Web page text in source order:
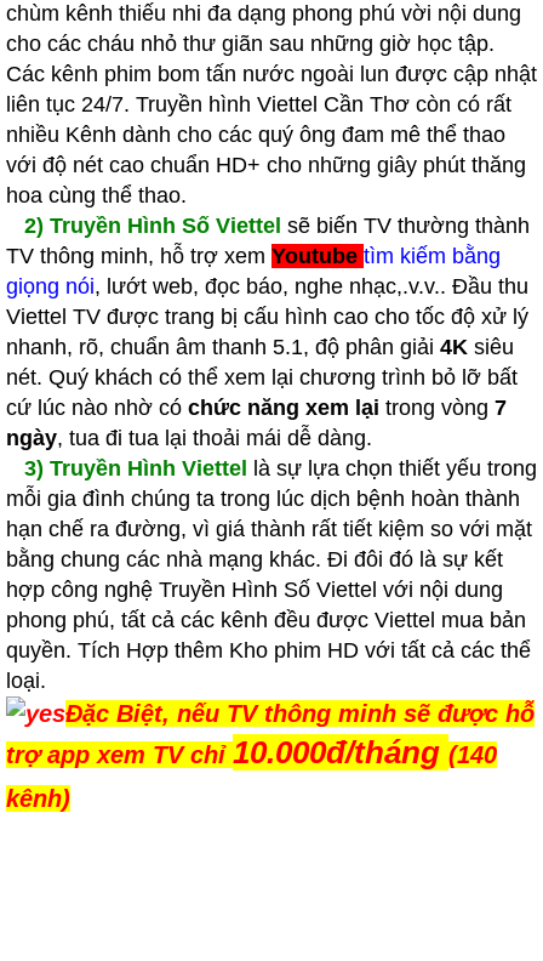
chùm kênh thiếu nhi đa dạng phong phú vời nội dung
cho các cháu nhỏ thư giãn sau những giờ học tập.
Các kênh phim bom tấn nước ngoài lun được cập nhật
liên tục 24/7. Truyền hình Viettel Cần Thơ còn có rất
nhiều Kênh dành cho các quý ông đam mê thể thao
với độ nét cao chuẩn HD+ cho những giây phút thăng
hoa cùng thể thao.
2) Truyền Hình Số Viettel sẽ biến TV thường thành
TV thông minh, hỗ trợ xem Youtube tìm kiếm bằng
giọng nói, lướt web, đọc báo, nghe nhạc,.v.v.. Đầu thu
Viettel TV được trang bị cấu hình cao cho tốc độ xử lý
nhanh, rõ, chuẩn âm thanh 5.1, độ phân giải 4K siêu
nét. Quý khách có thể xem lại chương trình bỏ lỡ bất
cứ lúc nào nhờ có chức năng xem lại trong vòng 7
ngày, tua đi tua lại thoải mái dễ dàng.
3) Truyền Hình Viettel
là sự lựa chọn thiết yếu trong
mỗi gia đình chúng ta trong lúc dịch bệnh hoàn thành
hạn chế ra đường, vì giá thành rất tiết kiệm so với mặt
bằng chung các nhà mạng khác. Đi đôi đó là sự kết
hợp công nghệ Truyền Hình Số Viettel với nội dung
phong phú, tất cả các kênh đều được Viettel mua bản
quyền. Tích Hợp thêm Kho phim HD với tất cả các thể
loại.
Đặc Biệt, nếu TV thông minh sẽ được hỗ
trợ app xem TV chỉ 10.000đ/tháng (140
kênh)